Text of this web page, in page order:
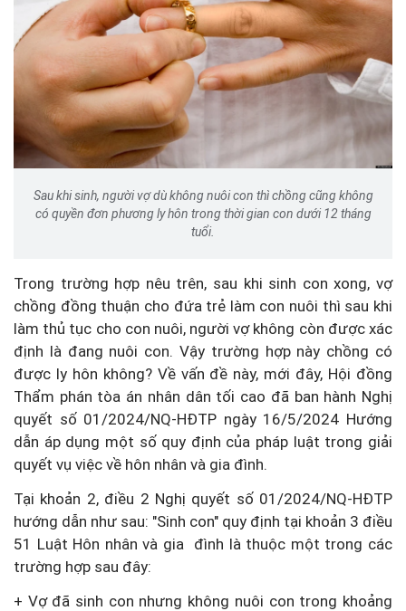
Sau khi sinh, người vợ dù không nuôi con thì chồng cũng không
có quyền đơn phương ly hôn trong thời gian con dưới 12 tháng
tuổi.
Trong trường hợp nêu trên, sau khi sinh con xong, vợ
chồng đồng thuận cho đứa trẻ làm con nuôi thì sau khi
làm thủ tục cho con nuôi, người vợ không còn được xác
định là đang nuôi con. Vậy trường hợp này chồng có
được ly hôn không? Về vấn đề này, mới đây, Hội đồng
Thẩm phán tòa án nhân dân tối cao đã ban hành Nghị
quyết số 01/2024/NQ-HĐTP ngày 16/5/2024 Hướng
dẫn áp dụng một số quy định của pháp luật trong giải
quyết vụ việc về hôn nhân và gia đình.
Tại khoản 2, điều 2 Nghị quyết số 01/2024/NQ-HĐTP
hướng dẫn như sau: "Sinh con" quy định tại khoản 3 điều
51 Luật Hôn nhân và gia đình là thuộc một trong các
trường hợp sau đây:
+ Vợ đã sinh con nhưng không nuôi con trong khoảng